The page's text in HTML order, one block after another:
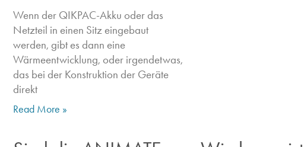
Wenn der QIKPAC-Akku oder das
Netzteil in einen Sitz eingebaut
werden, gibt es dann eine
Wärmeentwicklung, oder irgendetwas,
das bei der Konstruktion der Geräte
direkt
Read More »